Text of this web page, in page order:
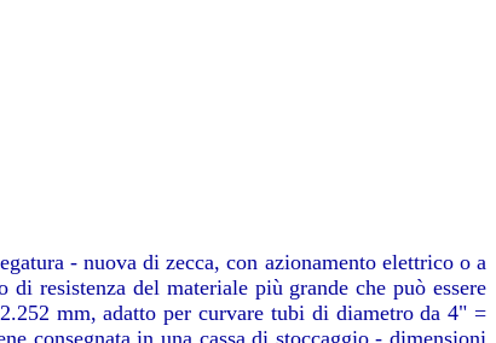
- nuova di zecca, con azionamento elettrico o a
resistenza del materiale più grande che può essere
mm, adatto per curvare tubi di diametro da 4" =
consegnata in una cassa di stoccaggio - dimensioni